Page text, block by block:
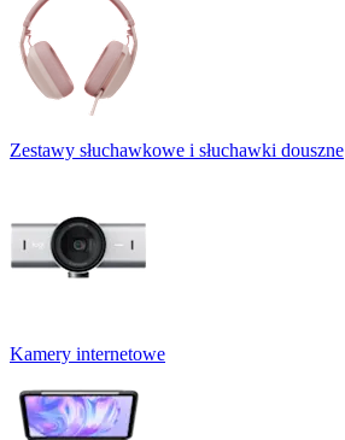
Zestawy słuchawkowe i słuchawki douszne
Kamery internetowe